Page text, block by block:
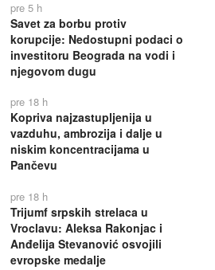
pre 5 h
Savet za borbu protiv
korupcije: Nedostupni podaci o
investitoru Beograda na vodi i
njegovom dugu
pre 18 h
Kopriva najzastupljenija u
vazduhu, ambrozija i dalje u
niskim koncentracijama u
Pančevu
pre 18 h
Trijumf srpskih strelaca u
Vroclavu: Aleksa Rakonjac i
Anđelija Stevanović osvojili
evropske medalje